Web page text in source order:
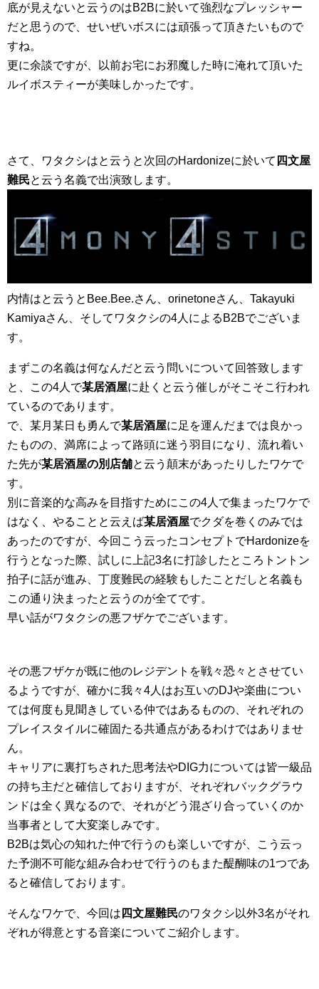
底が見えないと云うのはB2Bに於いて強烈なプレッシャー
だと思うので、せいぜいボスには頑張って頂きたいもので
すね。
更に余談ですが、以前お宅にお邪魔した時に淹れて頂いた
ルイボスティーが美味しかったです。
さて、ワタクシはと云うと次回のHardonizeに於いて 四文屋
難民と云う名義で出演致します。
内情はと云うとBee.Bee.さん、orinetoneさん、Takayuki
Kamiyaさん、そしてワタクシの4人によるB2Bでございま
す。
まずこの名義は何なんだと云う問いについて回答致します
と、この4人で某居酒屋に赴くと云う催しがそこそこ行われ
ているのであります。
で、某月某日も勇んで某居酒屋に足を運んだまでは良かっ
たものの、満席によって路頭に迷う羽目になり、流れ着い
た先が某居酒屋の別店舗と云う顛末があったりしたワケで
す。
別に音楽的な高みを目指すためにこの4人で集まったワケで
はなく、やることと云えば某居酒屋でクダを巻くのみでは
あったのですが、今回こう云ったコンセプトでHardonizeを
行うとなった際、試しに上記3名に打診したところトントン
拍子に話が進み、丁度難民の経験もしたことだしと名義も
この通り決まったと云うのが全てです。
早い話がワタクシの悪フザケでございます。
その悪フザケが既に他のレジデントを戦々恐々とさせてい
るようですが、確かに我々4人はお互いのDJや楽曲につい
ては何度も見聞きしている仲ではあるものの、それぞれの
プレイスタイルに確固たる共通点があるわけではありませ
ん。
キャリアに裏打ちされた思考法やDIG力については皆一級品
の持ち主だと確信しておりますが、それぞれバックグラウ
ンドは全く異なるので、それがどう混ざり合っていくのか
当事者として大変楽しみです。
B2Bは気心の知れた仲で行うのも楽しいですが、こう云っ
た予測不可能な組み合わせで行うのもまた醍醐味の1つであ
ると確信しております。
そんなワケで、今回は 四文屋難民のワタクシ以外3名がそれ
ぞれが得意とする音楽についてご紹介します。